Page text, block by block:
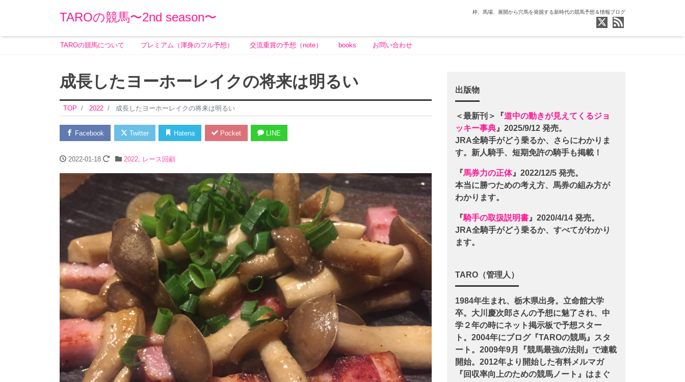
TAROの競馬〜2nd season〜 枠、馬場、展開から穴馬を発掘する新時代の競馬予想＆情報ブログ
TAROの競馬について プレミアム（渾身のフル予想） 交流重賞の予想（note） books お問い合わせ
成長したヨーホーレイクの将来は明るい
TOP 2022 成長したヨーホーレイクの将来は明るい
Facebook Twitter Hatena Pocket LINE
2022-01-18 2022, レース回顧
出版物
＜最新刊＞『道中の動きが見えてくるジョ
ッキー事典 』2025/9/12 発売。
JRA全騎手がどう乗るか、さらにわかりま
す。新人騎手、短期免許の騎手も掲載！
『馬券力の正体』2022/12/5 発売。
本当に勝つための考え方、馬券の組み方が
わかります。
『騎手の取扱説明書 』2020/4/14 発売。
JRA全騎手がどう乗るか、すべてがわかり
ます。
TARO（管理人）
1984年生まれ、栃木県出身。立命館大学
卒。大川慶次郎さんの予想に魅了され、中
学２年の時にネット掲示板で予想スター
ト。2004年にブログ『TAROの競馬』スタ
ート。2009年9月『競馬最強の法則』で連載
開始。2012年より開始した有料メルマガ
『回収率向上のための競馬ノート』はまぐ